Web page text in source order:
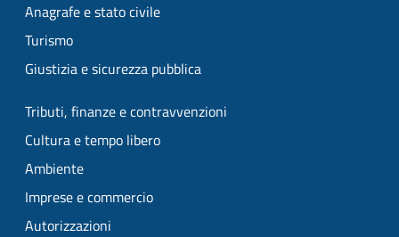
Anagrafe e stato civile
Turismo
Giustizia e sicurezza pubblica
Tributi, finanze e contravvenzioni
Cultura e tempo libero
Ambiente
Imprese e commercio
Autorizzazioni